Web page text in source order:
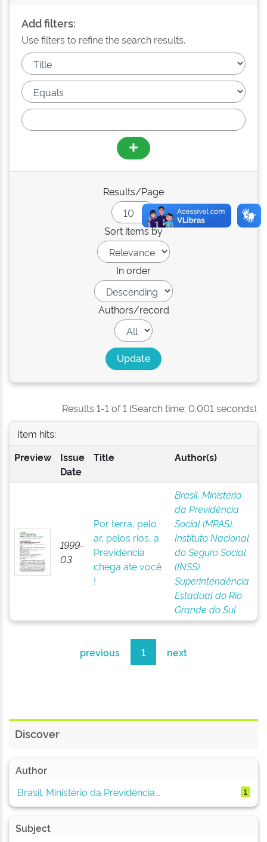
Add filters:
Use filters to refine the search results.
Results/Page
Sort items by
In order
Authors/record
Results 1-1 of 1 (Search time: 0.001 seconds).
Item hits:
Preview
Issue
Date
Title Author(s)
1999-
03
Por terra, pelo
ar, pelos rios, a
Previdência
chega até você
!
Brasil. Ministério
da Previdência
Social (MPAS).
Instituto Nacional
do Seguro Social
(INSS).
Superintendência
Estadual do Rio
Grande do Sul
previous 1 next
Discover
Author
Brasil. Ministério da Previdência...
1
Subject